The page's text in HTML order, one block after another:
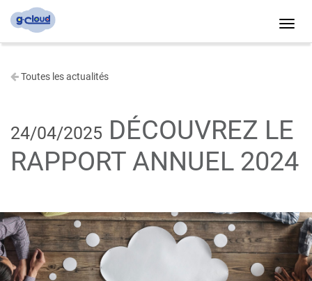
Toutes les actualités
24/04/2025 DÉCOUVREZ LE
RAPPORT ANNUEL 2024